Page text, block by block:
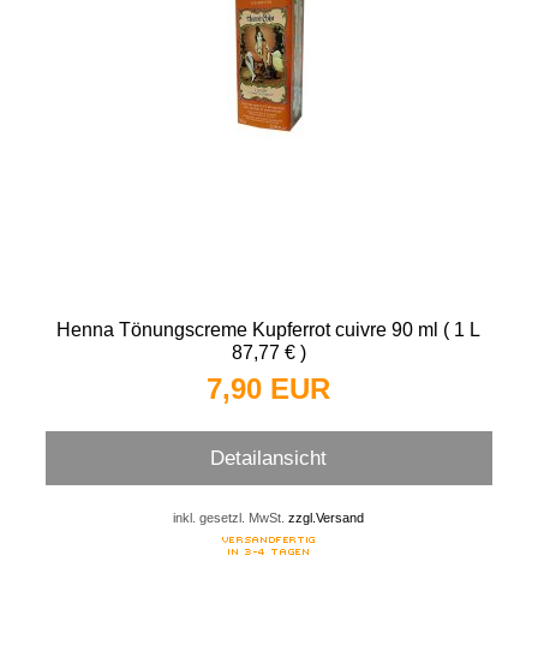
Henna Tönungscreme Kupferrot cuivre 90 ml ( 1 L
87,77 € )
7,90 EUR
Detailansicht
inkl. gesetzl. MwSt.zzgl.Versand